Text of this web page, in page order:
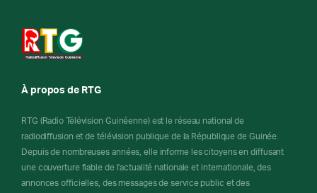
À propos de RTG
RTG (Radio Télévision Guinéenne) est le réseau national de
radiodiffusion et de télévision publique de la République de Guinée.
Depuis de nombreuses années, elle informe les citoyens en diffusant
une couverture fiable de l'actualité nationale et internationale, des
annonces officielles, des messages de service public et des